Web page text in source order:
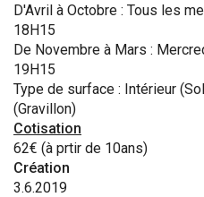
D'Avril à Octobre : Tous les
18H15
De Novembre à Mars :
19H15
Type de surface : Intérieur
(Gravillon)
Cotisation
62€ (à prtir de 10ans)
Création
3.6.2019